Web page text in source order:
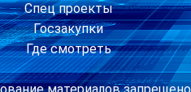
Спец проекты
Госзакупки
Где смотреть